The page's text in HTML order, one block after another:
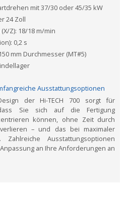
mit 37/30 oder 45/35 kW
24 Zoll
Z): 18/18 m/min
0,2 s
mm Durchmesser (MT#5)
Ausstattungsoptionen
der Hi-TECH 700 sorgt für
Sie sich auf die Fertigung
können, ohne Zeit durch
– und das bei maximaler
Ausstattungsoptionen
an Ihre Anforderungen an